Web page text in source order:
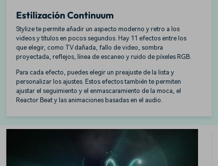
Estilización Continuum
Stylize te permite añadir un aspecto moderno y retro a los
videos y títulos en pocos segundos. Hay 11 efectos entre los
que elegir, como TV dañada, fallo de video, sombra
proyectada, reflejos, línea de escaneo y ruido de píxeles RGB.
Para cada efecto, puedes elegir un preajuste de la lista y
personalizar los ajustes. Estos efectos también te permiten
ajustar el seguimiento y el enmascaramiento de la moca, el
Reactor Beat y las animaciones basadas en el audio.